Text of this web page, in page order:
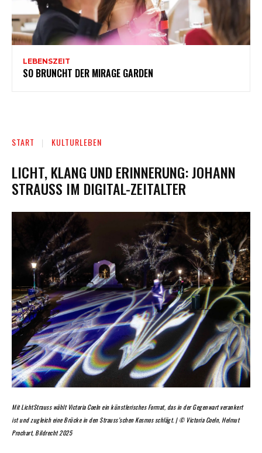
LEBENSZEIT
SO BRUNCHT DER MIRAGE GARDEN